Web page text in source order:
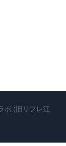
ボ (旧リフレ江